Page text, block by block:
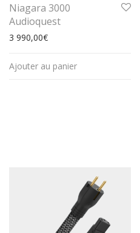
Niagara 3000
Audioquest
3 990,00€
Ajouter au panier